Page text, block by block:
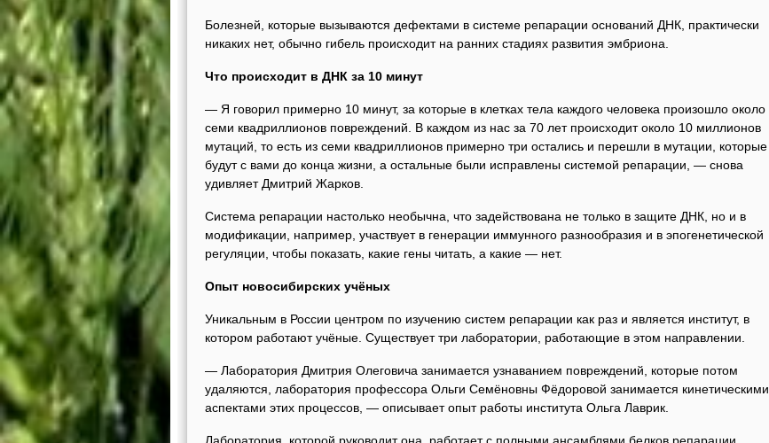
Болезней, которые вызываются дефектами в системе репарации оснований ДНК, практически
никаких нет, обычно гибель происходит на ранних стадиях развития эмбриона.
Что происходит в ДНК за 10 минут
— Я говорил примерно 10 минут, за которые в клетках тела каждого человека произошло около
семи квадриллионов повреждений. В каждом из нас за 70 лет происходит около 10 миллионов
мутаций, то есть из семи квадриллионов примерно три остались и перешли в мутации, которые
будут с вами до конца жизни, а остальные были исправлены системой репарации, — снова
удивляет Дмитрий Жарков.
Система репарации настолько необычна, что задействована не только в защите ДНК, но и в
модификации, например, участвует в генерации иммунного разнообразия и в эпогенетической
регуляции, чтобы показать, какие гены читать, а какие — нет.
Опыт новосибирских учёных
Уникальным в России центром по изучению систем репарации как раз и является институт, в
котором работают учёные. Существует три лаборатории, работающие в этом направлении.
— Лаборатория Дмитрия Олеговича занимается узнаванием повреждений, которые потом
удаляются, лаборатория профессора Ольги Семёновны Фёдоровой занимается кинетическими
аспектами этих процессов, — описывает опыт работы института Ольга Лаврик.